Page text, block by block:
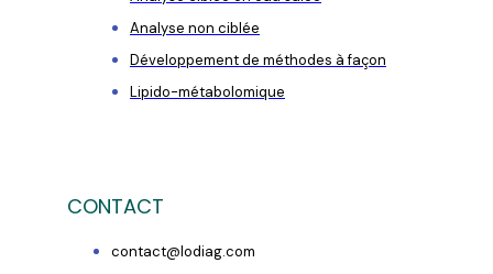
Analyse non ciblée
Développement de méthodes à façon
Lipido-métabolomique
CONTACT
contact@lodiag.com